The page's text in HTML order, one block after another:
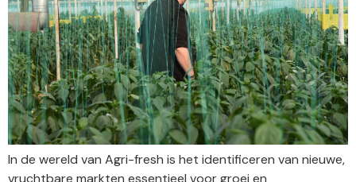
In de wereld van Agri-fresh is het identificeren van nieuwe,
vruchtbare markten essentieel voor groei en